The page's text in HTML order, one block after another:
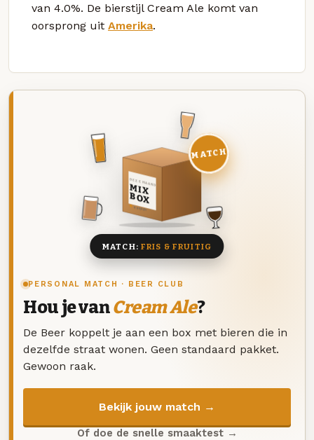
van 4.0%. De bierstijl Cream Ale komt van
oorsprong uit Amerika.
PERSONAL MATCH · BEER CLUB
Hou je vanCream Ale?
De Beer koppelt je aan een box met bieren die in
dezelfde straat wonen. Geen standaard pakket.
Gewoon raak.
Bekijk jouw match →
Of doe de snelle smaaktest →
DEZE MAAND
MIX
BOX
8 BIEREN
MATCH
MATCH: FRIS & FRUITIG